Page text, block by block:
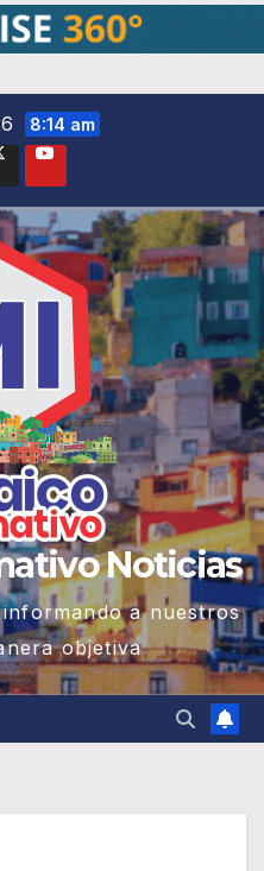
8:14 am
Noticias
a nuestros
objetiva